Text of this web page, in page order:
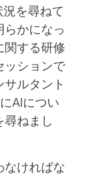
を尋ねて
かになっ
関する研修
ッションで
ルタント
AIについ
ねまし
なければな